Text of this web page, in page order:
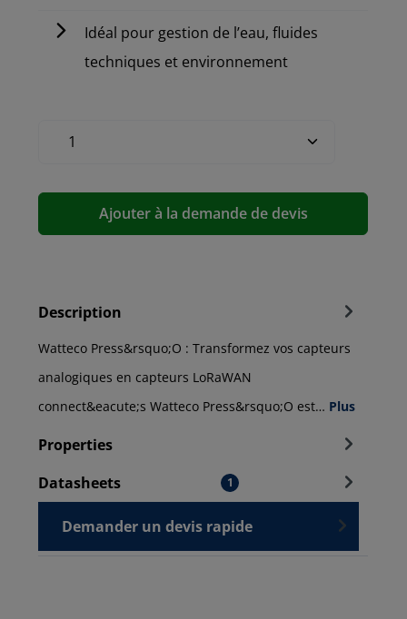
Idéal pour gestion de l’eau, fluides
techniques et environnement
Ajouter à la demande de devis
Description
Watteco Press&rsquo;O : Transformez vos capteurs
analogiques en capteurs LoRaWAN
connect&eacute;s Watteco Press&rsquo;O est… Plus
Properties
Datasheets
1
Demander un devis rapide